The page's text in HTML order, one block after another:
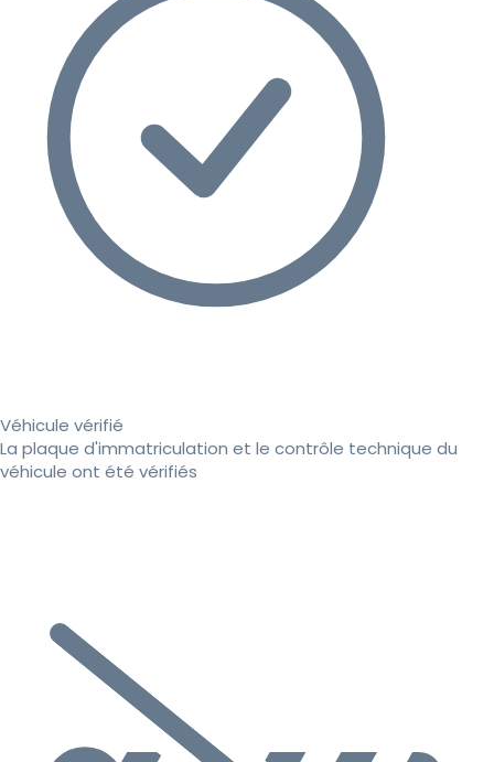
Véhicule vérifié
La plaque d'immatriculation et le contrôle technique du
véhicule ont été vérifiés